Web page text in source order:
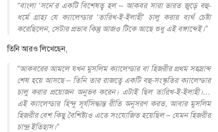
“বাংলা ‘সনে’র একটি বিশেষত্ব হল – আকবর সারা ভারত জুড়ে বহু-
ধর্মে গ্রাহ্য যে ক্যালেন্ডার ‘তারিখ-ই-ইলাহী’ চালু করার ব্যর্থ চেষ্টা
করেছিলেন, সেটার প্রভাব কিন্তু আজও টিকে আছে শুধু এই বঙ্গাব্দেই।”
তিনি আরও লিখেছেন,
“আকবরের আমলে যখন মুসলিম ক্যালেন্ডার বা হিজরীর প্রথম সহস্রাব্দ
শেষ হয়ে আসছে – তিনি তার রাজত্বে একটি বহু-সংস্কৃতির ক্যালেন্ডার
চালু করার প্রয়োজন অনুভব করেন। এটাই ছিল তারিখ-ই-ইলাহী।…
এই ক্যালেন্ডার হিন্দু সূর্যসিদ্ধান্ত রীতি অনুসরণ করত, আবার মুসলিম
হিজরীর বেশ কিছু বৈশিষ্ট্যও এতে সংযোজিত হয়েছিল – যেমন হিজরীর
চান্দ্র ইতিহাস।”